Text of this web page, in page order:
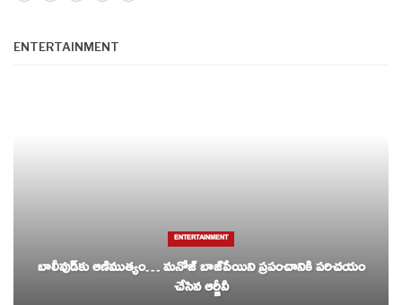
ENTERTAINMENT
ENTERTAINMENT
బాలీవుడ్‌కు ఆణిముత్యం… మనోజ్ బాజ్‌పేయిని ప్రపంచానికి పరిచయం
చేసిన ఆర్జీవీ